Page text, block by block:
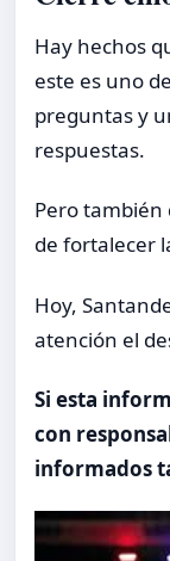
Hay hechos
este es uno
preguntas y
respuestas.
Pero
de fortalecer
Hoy,
atención el
Si esta
con
informados